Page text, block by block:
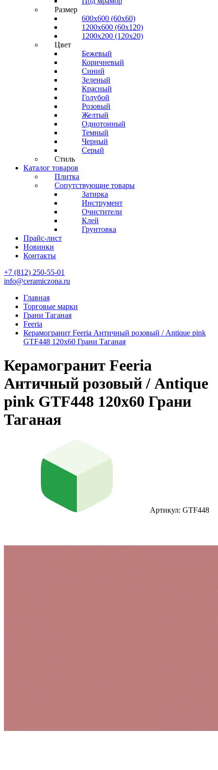
Размер
600х600 (60х60)
1200х600 (60х120)
1200х200 (120x20)
Цвет
Бежевый
Коричневый
Синий
Зеленый
Красный
Голубой
Розовый
Желтый
Однотонный
Темный
Черный
Серый
Стиль
Каталог товаров
Плитка
Сопутствующие товары
Затирка
Инструмент
Очистители
Клей
Грунтовка
Прайс-лист
Новинки
Контакты
+7 (812) 250-55-01
info@ceramiczona.ru
Главная
Торговые марки
Грани Таганая
Feeria
Керамогранит Feeria Античный розовый / Antique pink
GTF448 120х60 Грани Таганая
Керамогранит Feeria
Античный розовый / Antique
pink GTF448 120х60 Грани
Таганая
Артикул: GTF448